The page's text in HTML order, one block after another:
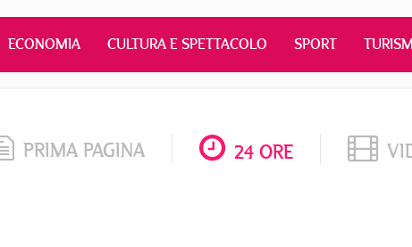
ECONOMIA CULTURA E SPETTACOLO SPORT
PRIMA PAGINA 24 ORE